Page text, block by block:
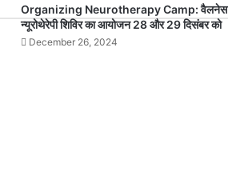
Organizing Neurotherapy Camp: वैलनेस
न्यूरोथेरेपी शिविर का आयोजन 28 और 29 दिसंबर को
December 26, 2024